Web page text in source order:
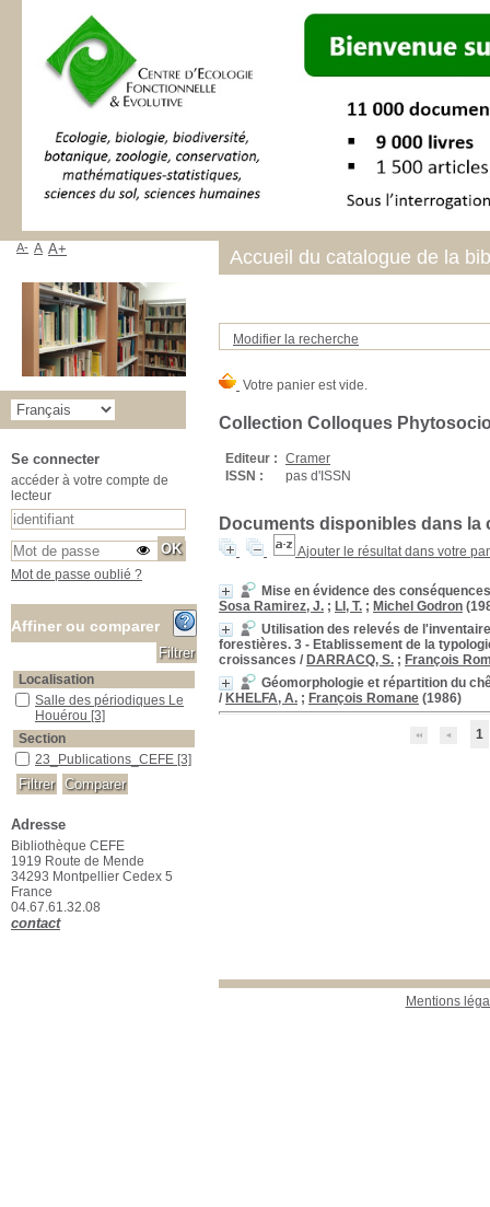
Modifier la recherche
Collection Colloques
Editeur : Cramer
ISSN :
pas d'ISSN
Documents disponibles dans la
Ajouter le résultat dans votre
Mise en évidence des
Sosa Ramirez, J. ; LI, T. ; Michel Godron
Utilisation des relevés de
forestières. 3 - Etablissement de la
croissances / DARRACQ, S. ; François
Géomorphologie et répartition du
/ KHELFA, A. ; François Romane (1986)
1
Mentions
Accueil du catalogue de la
A- A A+
Se connecter
accéder à votre compte de
lecteur
Mot de passe oublié ?
Affiner ou comparer
Localisation
Salle des périodiques Le Houérou
Salle des périodiques Le
Houérou [3]
Section
23_Publications_CEFE
23_Publications_CEFE [3]
Adresse
Bibliothèque CEFE
1919 Route de Mende
34293 Montpellier Cedex 5
France
04.67.61.32.08
contact